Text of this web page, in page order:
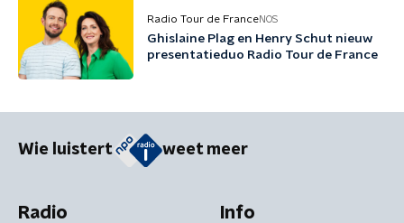
Radio Tour de FranceNOS
Ghislaine Plag en Henry Schut nieuw
presentatieduo Radio Tour de France
Wie luistert weet meer
Radio Info